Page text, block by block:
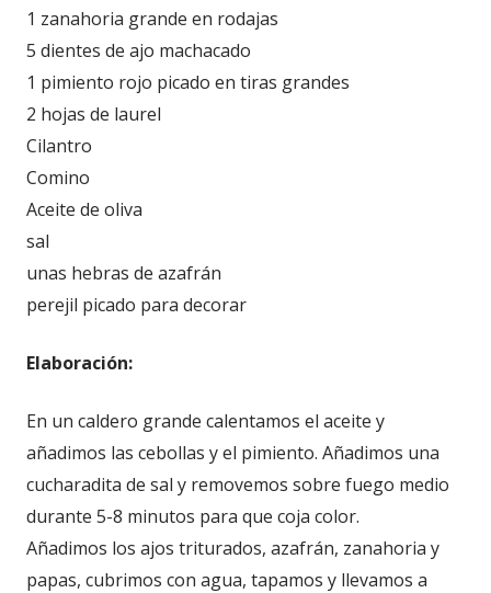
1 zanahoria grande en rodajas
5 dientes de ajo machacado
1 pimiento rojo picado en tiras grandes
2 hojas de laurel
Cilantro
Comino
Aceite de oliva
sal
unas hebras de azafrán
perejil picado para decorar
Elaboración:
En un caldero grande calentamos el aceite y
añadimos las cebollas y el pimiento. Añadimos una
cucharadita de sal y removemos sobre fuego medio
durante 5-8 minutos para que coja color.
Añadimos los ajos triturados, azafrán, zanahoria y
papas, cubrimos con agua, tapamos y llevamos a